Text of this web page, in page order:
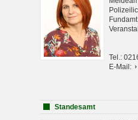
Tel.:
E-Mail:
Standesamt